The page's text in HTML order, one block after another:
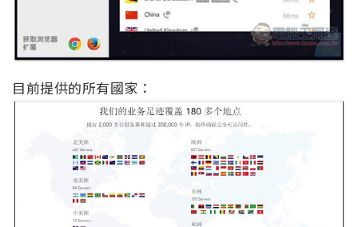
目前提供的所有國家：